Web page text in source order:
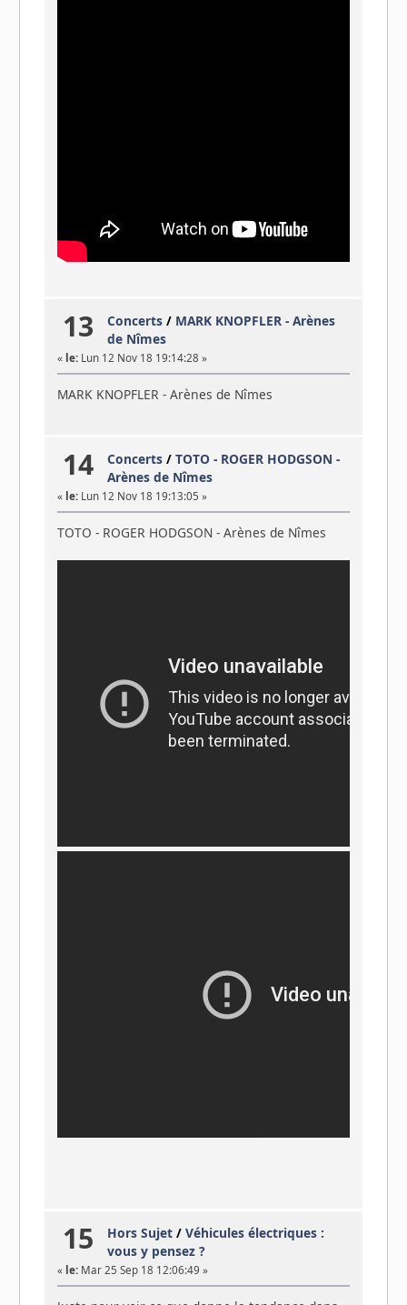
13 Concerts / MARK KNOPFLER - Arènes
de Nîmes
« le:Lun 12 Nov 18 19:14:28 »
MARK KNOPFLER - Arènes de Nîmes
14 Concerts /TOTO - ROGER HODGSON -
Arènes de Nîmes
« le:Lun 12 Nov 18 19:13:05 »
TOTO - ROGER HODGSON - Arènes de Nîmes
15 Hors Sujet /Véhicules électriques :
vous y pensez ?
« le:Mar 25 Sep 18 12:06:49 »